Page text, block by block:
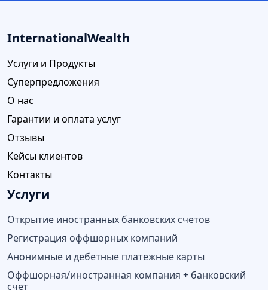
InternationalWealth
Услуги и Продукты
Суперпредложения
О нас
Гарантии и оплата услуг
Отзывы
Кейсы клиентов
Контакты
Услуги
Открытие иностранных банковских счетов
Регистрация оффшорных компаний
Анонимные и дебетные платежные карты
Оффшорная/иностранная компания + банковский
счет